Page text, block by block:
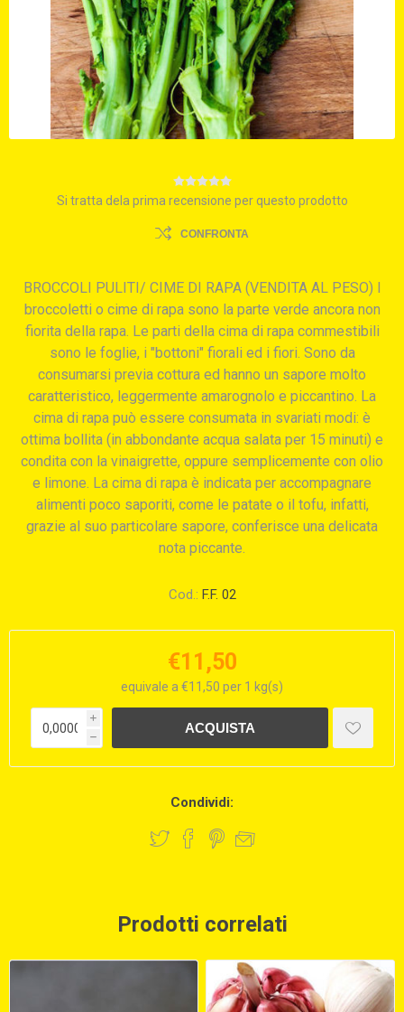
Si tratta dela prima recensione per questo prodotto
CONFRONTA
BROCCOLI PULITI/ CIME DI RAPA (VENDITA AL PESO) I
broccoletti o cime di rapa sono la parte verde ancora non
fiorita della rapa. Le parti della cima di rapa commestibili
sono le foglie, i "bottoni" fiorali ed i fiori. Sono da
consumarsi previa cottura ed hanno un sapore molto
caratteristico, leggermente amarognolo e piccantino. La
cima di rapa può essere consumata in svariati modi: è
ottima bollita (in abbondante acqua salata per 15 minuti) e
condita con la vinaigrette, oppure semplicemente con olio
e limone. La cima di rapa è indicata per accompagnare
alimenti poco saporiti, come le patate o il tofu, infatti,
grazie al suo particolare sapore, conferisce una delicata
nota piccante.
Cod.: F.F. 02
€11,50
equivale a €11,50 per 1 kg(s)
i
h
Condividi:
Prodotti correlati